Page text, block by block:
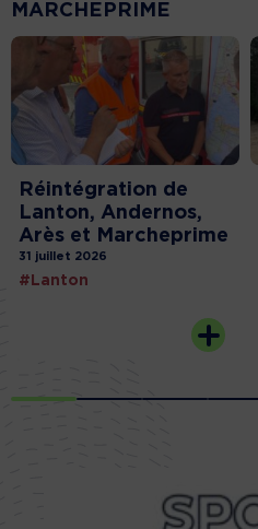
MARCHEPRIME
Réintégration de
Lanton, Andernos,
Arès et Marcheprime
31 juillet 2026
#Lanton